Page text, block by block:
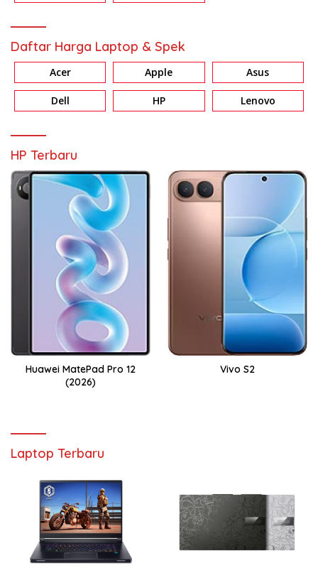
Daftar Harga Laptop & Spek
Acer Apple Asus
Dell HP Lenovo
HP Terbaru
Huawei MatePad Pro 12
(2026)
Vivo S2
Laptop Terbaru